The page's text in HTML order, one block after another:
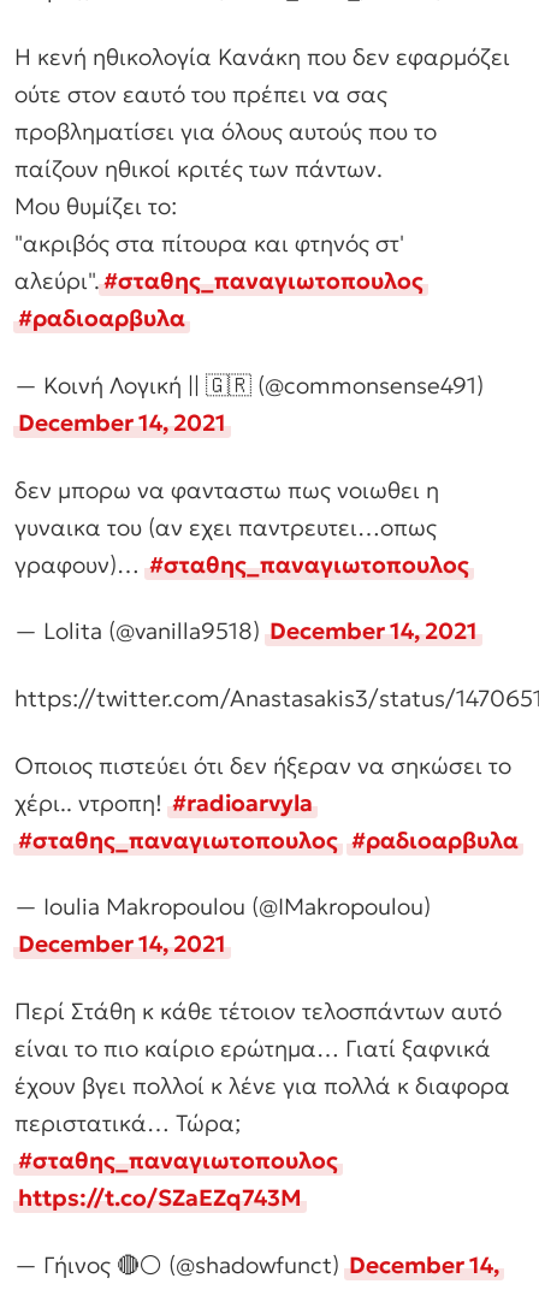
Η κενή ηθικολογία Κανάκη που δεν εφαρμόζει
ούτε στον εαυτό του πρέπει να σας
προβληματίσει για όλους αυτούς που το
παίζουν ηθικοί κριτές των πάντων.
Μου θυμίζει το:
"ακριβός στα πίτουρα και φτηνός στ'
αλεύρι".#σταθης_παναγιωτοπουλος
#ραδιοαρβυλα
— Κοινή Λογική || 🇬🇷 (@commonsense491)
December 14, 2021
δεν μπορω να φανταστω πως νοιωθει η
γυναικα του (αν εχει παντρευτει…οπως
γραφουν)…#σταθης_παναγιωτοπουλος
— Lolita (@vanilla9518)December 14, 2021
https://twitter.com/Anastasakis3/status/
Οποιος πιστεύει ότι δεν ήξεραν να σηκώσει το
χέρι.. ντροπη!#radioarvyla
#σταθης_παναγιωτοπουλος #ραδιοαρβυλα
— Ioulia Makropoulou (@IMakropoulou)
December 14, 2021
Περί Στάθη κ κάθε τέτοιον τελοσπάντων αυτό
είναι το πιο καίριο ερώτημα… Γιατί ξαφνικά
έχουν βγει πολλοί κ λένε για πολλά κ διαφορα
περιστατικά… Τώρα;
#σταθης_παναγιωτοπουλος
https://t.co/SZaEZq743M
— Γήινος 🔴⚪ (@shadowfunct)December 14,